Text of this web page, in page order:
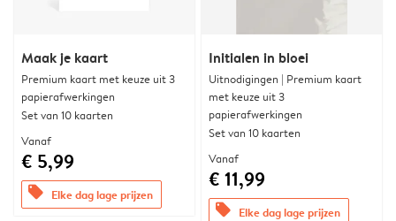
Maak je kaart
Premium kaart met keuze uit 3
papierafwerkingen
Set van 10 kaarten
Vanaf
€ 5,99
offers Elke dag lage prijzen
Initialen in bloei
Uitnodigingen | Premium kaart
met keuze uit 3
papierafwerkingen
Set van 10 kaarten
Vanaf
€ 11,99
offers Elke dag lage prijzen